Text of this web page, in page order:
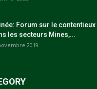
Forum sur le contentieux
les secteurs Mines,...
2019